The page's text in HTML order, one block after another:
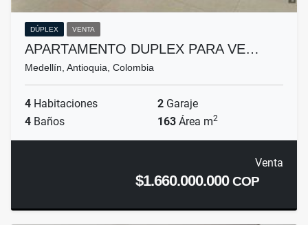
DÚPLEX VENTA
APARTAMENTO DUPLEX PARA VE…
Medellín, Antioquia, Colombia
4 Habitaciones 2 Garaje
4 Baños 163 Área m2
Venta
$1.660.000.000COP